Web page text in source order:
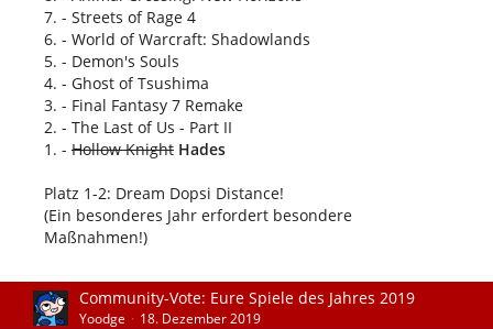
7. - Streets of Rage 4
6. - World of Warcraft: Shadowlands
5. - Demon's Souls
4. - Ghost of Tsushima
3. - Final Fantasy 7 Remake
2. - The Last of Us - Part II
1. - Hollow Knight Hades
Platz 1-2: Dream Dopsi Distance!
(Ein besonderes Jahr erfordert besondere
Maßnahmen!)
Community-Vote: Eure Spiele des Jahres 2019
Yoodge 18. Dezember 2019